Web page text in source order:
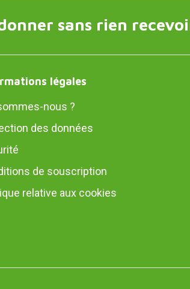
sans rien
légales
nous ?
des données
de souscription
relative aux cookies